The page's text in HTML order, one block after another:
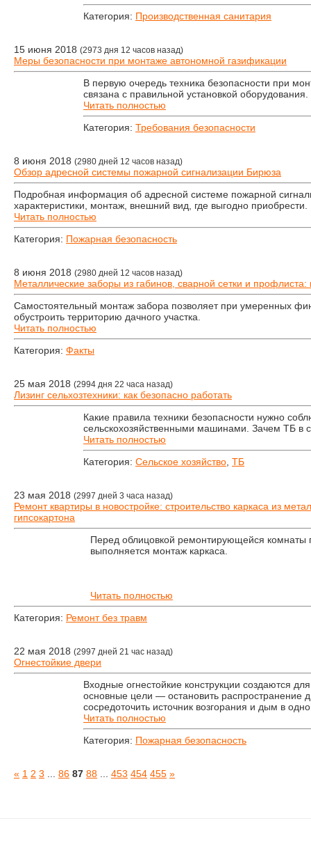
Категория: Производственная санитария
15 июня 2018 (2973 дня 12 часов назад)
Меры безопасности при монтаже автономной газификации
В первую очередь техника безопасности при
связана с правильной установкой оборудования.
Читать полностью
Категория: Требования безопасности
8 июня 2018 (2980 дней 12 часов назад)
Обзор адресной системы пожарной сигнализации Бирюза
Подробная информация об адресной системе пожарной
характеристики, монтаж, внешний вид, где выгодно приобрести.
Читать полностью
Категория: Пожарная безопасность
8 июня 2018 (2980 дней 12 часов назад)
Металлические заборы из габинов, сварной сетки и
Самостоятельный монтаж забора позволяет при умеренных
обустроить территорию дачного участка.
Читать полностью
Категория: Факты
25 мая 2018 (2994 дня 22 часа назад)
Лизинг сельхозтехники: как безопасно работать
Какие правила техники безопасности нужно
сельскохозяйственными машинами. Зачем ТБ в
Читать полностью
Категория: Сельское хозяйство ТБ
23 мая 2018 (2997 дней 3 часа назад)
Ремонт квартиры в новостройке: строительство каркаса из
гипсокартона
Перед облицовкой ремонтирующейся комнаты
выполняется монтаж каркаса.
Читать полностью
Категория: Ремонт без травм
22 мая 2018 (2997 дней 21 час назад)
Огнестойкие двери
Входные огнестойкие конструкции создаются
основные цели — остановить распространение
сосредоточить источник возгорания и дым в
Читать полностью
Категория: Пожарная безопасность
« 1 2 3 86 87 88 453 454 455 »